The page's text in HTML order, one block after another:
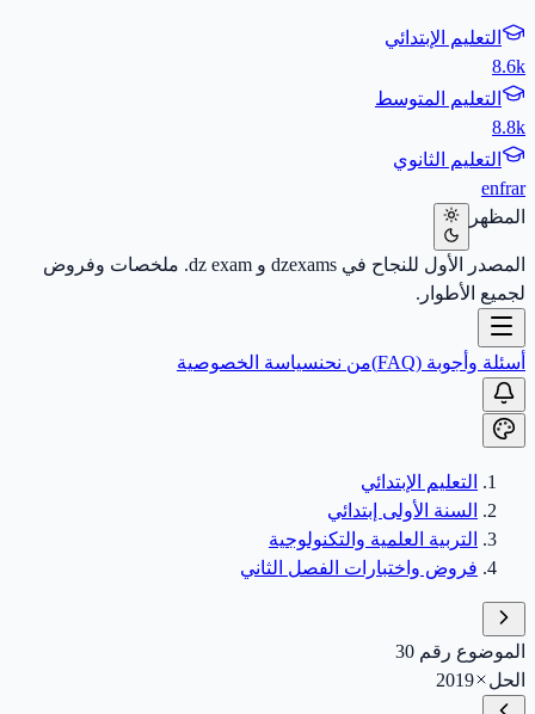
التعليم الإبتدائي
8.6k
التعليم المتوسط
8.8k
التعليم الثانوي
enfrar
المظهر
المصدر الأول للنجاح في dzexams و dz exam. ملخصات وفروض
لجميع الأطوار.
أسئلة وأجوبة (FAQ) من نحنسياسة الخصوصية
التعليم الإبتدائي
السنة الأولى إبتدائي
التربية العلمية والتكنولوجية
فروض واختبارات الفصل الثاني
الموضوع رقم 30
الحل
2019